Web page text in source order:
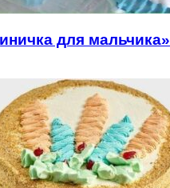
для мальчика»